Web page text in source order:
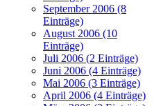
September 2006 (8
Einträge)
August 2006 (10
Einträge)
Juli 2006 (2 Einträge)
Juni 2006 (4 Einträge)
Mai 2006 (3 Einträge)
April 2006 (4 Einträge)